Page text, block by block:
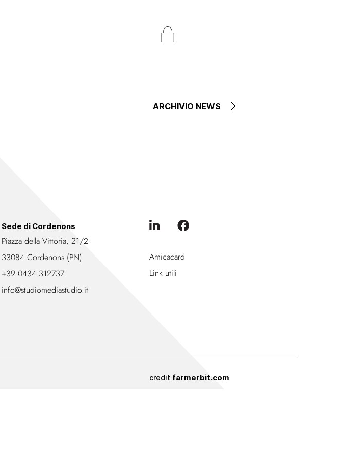
ARCHIVIO NEWS
Sede di Cordenons
Piazza della Vittoria, 21/2
33084 Cordenons (PN)
+39 0434 312737
info@studiomediastudio.it
Amicacard
Link utili
credit farmerbit.com